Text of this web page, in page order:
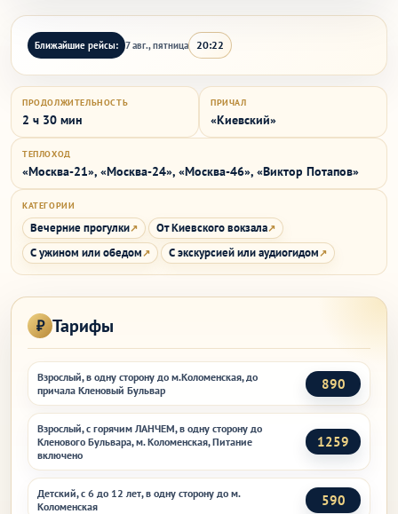
Ближайшие рейсы: 7 авг., пятница 20:22
ПРОДОЛЖИТЕЛЬНОСТЬ
2 ч 30 мин
ПРИЧАЛ
«Киевский»
ТЕПЛОХОД
«Москва-21», «Москва-24», «Москва-46», «Виктор Потапов»
КАТЕГОРИИ
Вечерние прогулки
От Киевского вокзала
С ужином или обедом
С экскурсией или аудиогидом
Тарифы
Взрослый, в одну сторону до м.Коломенская, до
причала Кленовый Бульвар
890
Взрослый, с горячим ЛАНЧЕМ, в одну сторону до
Кленового Бульвара, м. Коломенская, Питание
включено
1259
Детский, с 6 до 12 лет, в одну сторону до м.
Коломенская
590